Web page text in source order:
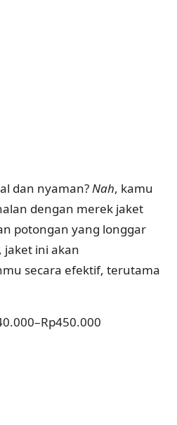
dan nyaman?Nah, kamu
dengan merek jaket
potongan yang longgar
jaket ini akan
secara efektif, terutama